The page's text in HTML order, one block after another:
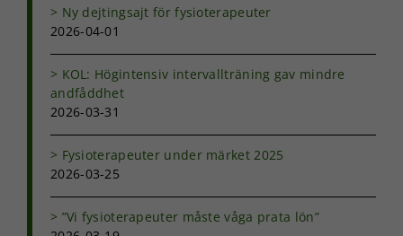
Ny dejtingsajt för fysioterapeuter
2026-04-01
KOL: Högintensiv intervallträning gav mindre
andfåddhet
2026-03-31
Fysioterapeuter under märket 2025
2026-03-25
”Vi fysioterapeuter måste våga prata lön”